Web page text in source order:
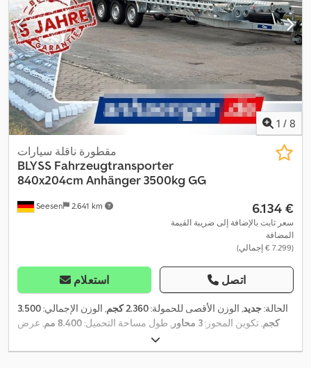
1 / 8
Seesen 2.641 km
مقطورة ناقلة سيارات
BLYSS Fahrzeugtransporter
840x204cm Anhänger 3500kg GG
‏6.134 €
سعر ثابت بالإضافة إلى ضريبة القيمة
المضافة
(‏7.299 € إجمالي)
استعلام اتصل
الحالة:جديد, الوزن الأقصى للحمولة:2.360 كجم , الوزن الإجمالي:3.500
كجم, تكوين المحور:3 محاور , طول مساحة التحميل:8.400 مم
, عرض